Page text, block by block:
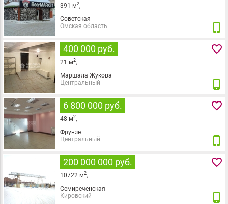
391 м2,
Советская
Омская область
phone_iphone
400 000 руб.
21 м2,
Маршала Жукова
Центральный
favorite_border
phone_iphone
6 800 000 руб.
48 м2,
Фрунзе
Центральный
favorite_border
phone_iphone
200 000 000 руб.
10722 м2,
Семиреченская
Кировский
favorite_border
phone_iphone